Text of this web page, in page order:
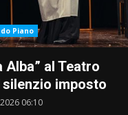
Piano
Alba” al Teatro
imposto
06:10